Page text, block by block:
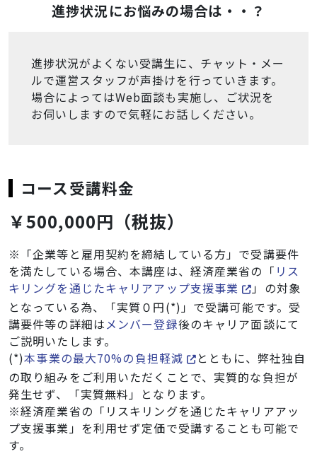
進捗状況にお悩みの場合は・・？
進捗状況がよくない受講生に、チャット・メー
ルで運営スタッフが声掛けを行っていきます。
場合によってはWeb面談も実施し、ご状況を
お伺いしますので気軽にお話しください。
コース受講料金
￥500,000円（税抜）
※「企業等と雇用契約を締結している方」で受講要件
を満たしている場合、本講座は、経済産業省の「 リス
キリングを通じたキャリアアップ支援事業
」の対象
となっている為、「実質０円(*)」で受講可能です。受
講要件等の詳細はメンバー登録後のキャリア面談にて
ご説明いたします。
(*)本事業の最大70%の負担軽減
とともに、弊社独自
の取り組みをご利用いただくことで、実質的な負担が
発生せず、「実質無料」となります。
※経済産業省の「リスキリングを通じたキャリアアッ
プ支援事業」を利用せず定価で受講することも可能で
す。